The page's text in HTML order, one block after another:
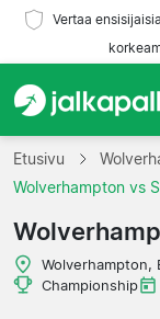
Vertaa
Etusivu
Liigat
Etusivu
Wolverhampton vs
Wolverhampton,
Championship